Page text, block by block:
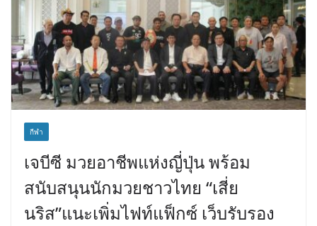
กีฬา
เจบีซี มวยอาชีพแห่งญี่ปุ่น พร้อม
สนับสนุนนักมวยชาวไทย “เสี่ย
นริส”แนะเพิ่มไฟท์แฟ็กซ์ เว็บรับรอง